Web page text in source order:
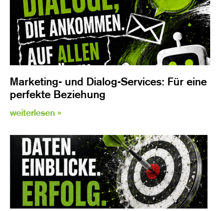
Marketing- und Dialog-Services: Für eine
perfekte Beziehung
weiterlesen »